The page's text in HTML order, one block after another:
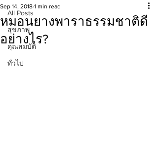
All Posts
สุขภาพ
คุณสมบัติ
ทั่วไป
หมอนยางพาราธรรมชาติดี
อย่างไร?
Sep 14, 2018 1 min read